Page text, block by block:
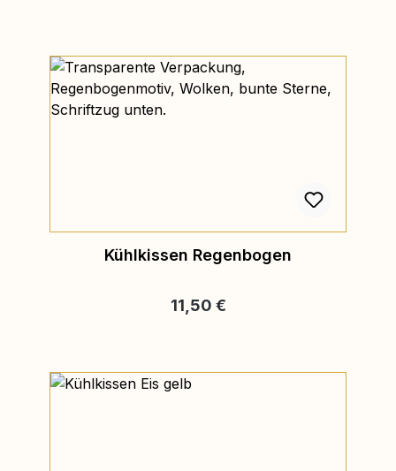
Kühlkissen Regenbogen
Regulärer Preis:
11,50 €